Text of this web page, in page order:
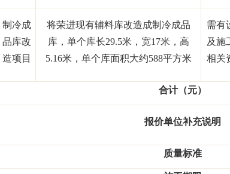
制冷成
品库改
造项目
将荣进现有辅料库改造成制冷成品
库，单个库长29.5米，宽17米，高
5.16米，单个库面积大约588平方米
需有
及施
相关
合计（元）
报价单位补充说明
质量标准